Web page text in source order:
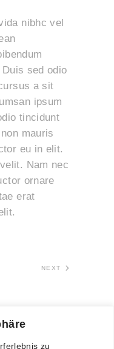
zu
nibhc vel
sed odio
a sit
ipsum
tincidunt
mauris
eu in elit.
Nam nec
ornare
erat
NEXT